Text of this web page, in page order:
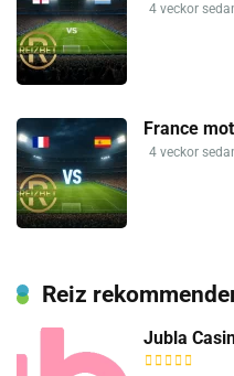
4 veckor
France
4 veckor
Reiz
Jubla